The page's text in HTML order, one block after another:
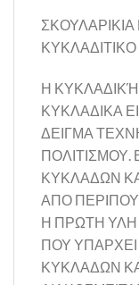
Η
ΚΥΚΛΑΔΙΚΑ
ΔΕΙΓΜΑ
ΚΥΚΛΑΔΩΝ
ΑΠΟ ΠΕΡΙΠΟΥ
Η ΠΡΩΤΗ ΥΛΗ
ΠΟΥ
ΚΥΚΛΑΔΩΝ